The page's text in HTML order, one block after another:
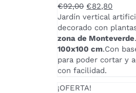
€92,00 El
precio
original
era:
€92,00.
€82,80El
precio
actual
es:
Jardín vertical
decorado con
zona de Monteverde
100x100 cm.Con
para poder cortar y
con facilidad.
¡OFERTA!